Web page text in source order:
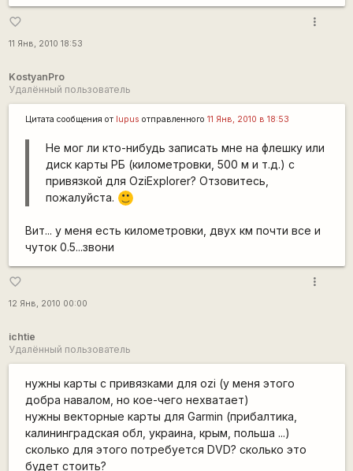
favorite_border
11 Янв, 2010 18:53
more_vert
KostyanPro
Удалённый пользователь
Цитата сообщения от lupus отправленного 11 Янв, 2010 в 18:53
Не мог ли кто-нибудь записать мне на флешку или
диск карты РБ (километровки, 500 м и т.д.) с
привязкой для OziExplorer? Отзовитесь,
пожалуйста.
:)
Вит... у меня есть километровки, двух км почти все и
чуток 0.5...звони
favorite_border
12 Янв, 2010 00:00
more_vert
ichtie
Удалённый пользователь
нужны карты с привязками для ozi (у меня этого
добра навалом, но кое-чего нехватает)
нужны векторные карты для Garmin (прибалтика,
калининградская обл, украина, крым, польша ...)
сколько для этого потребуется DVD? сколько это
будет стоить?